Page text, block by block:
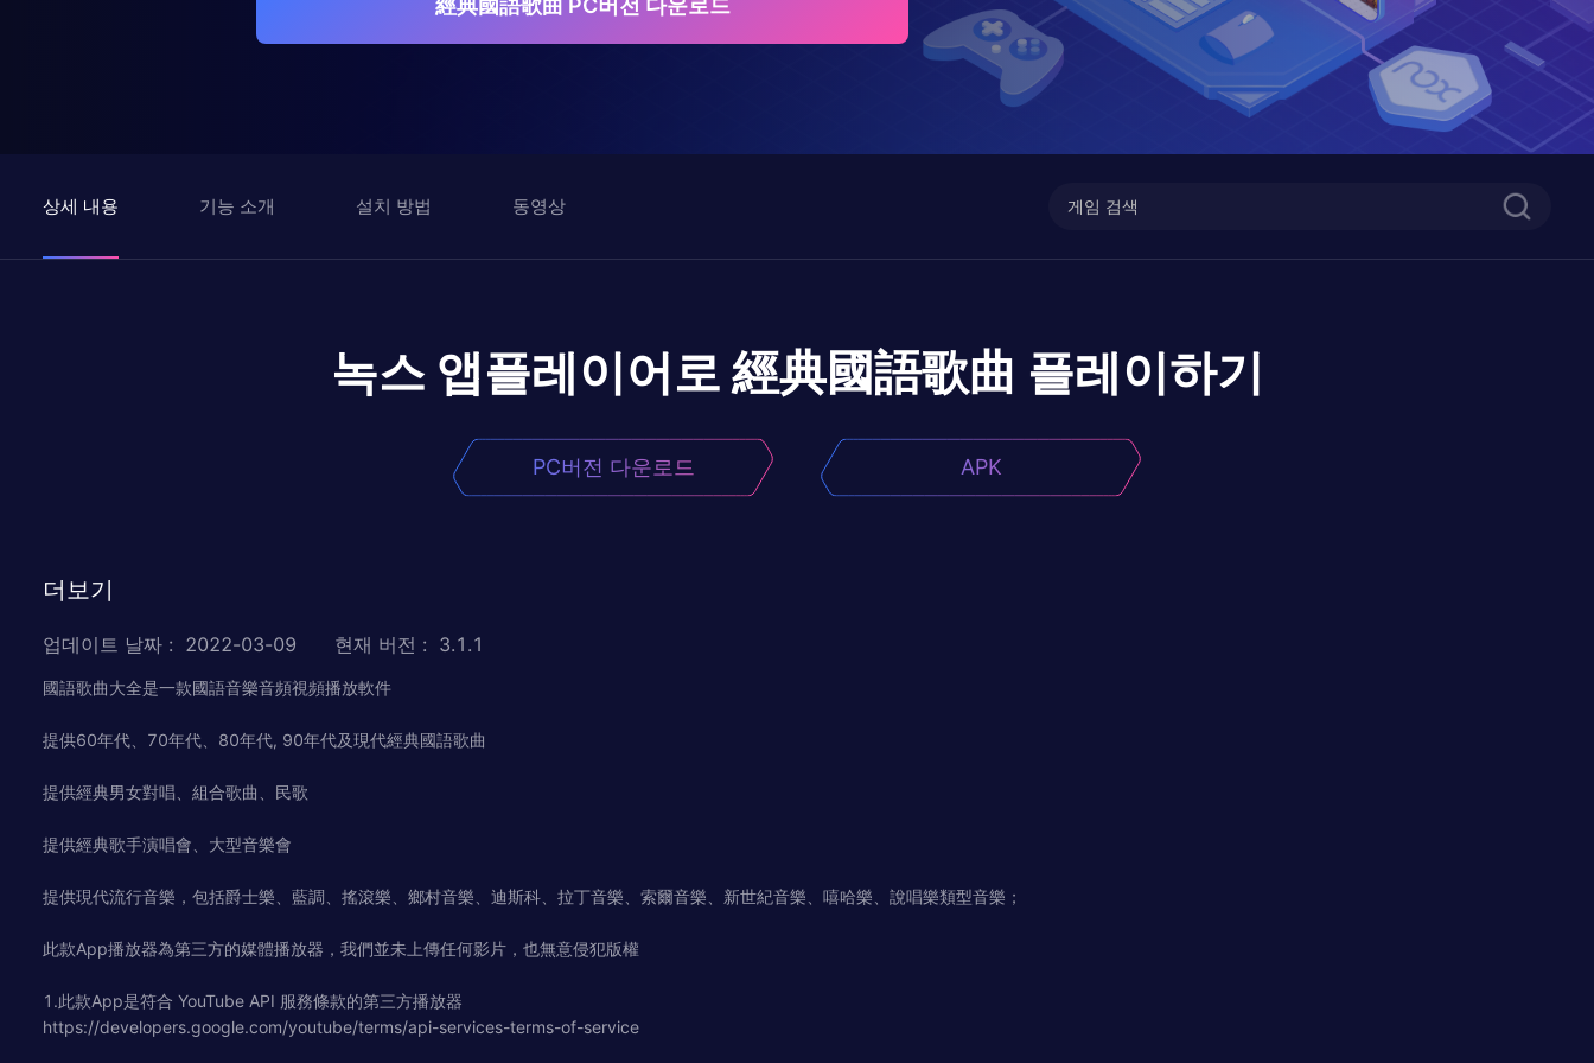
經典國語歌曲 PC버전 다운로드
상세 내용 기능 소개 설치 방법 동영상
녹스 앱플레이어로 經典國語歌曲 플레이하기
PC버전 다운로드 APK
더보기
업데이트 날짜 : 2022-03-09 현재 버전 : 3.1.1
國語歌曲大全是一款國語音樂音頻視頻播放軟件
提供60年代、70年代、80年代, 90年代及現代經典國語歌曲
提供經典男女對唱、組合歌曲、民歌
提供經典歌手演唱會、大型音樂會
提供現代流行音樂，包括爵士樂、藍調、搖滾樂、鄉村音樂、迪斯科、拉丁音樂、索爾音樂、新世紀音樂、嘻哈樂、說唱樂類型音樂；
此款App播放器為第三方的媒體播放器，我們並未上傳任何影片，也無意侵犯版權
1.此款App是符合 YouTube API 服務條款的第三方播放器
https://developers.google.com/youtube/terms/api-services-terms-of-service